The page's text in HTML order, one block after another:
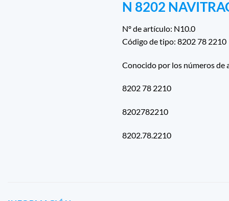
N 8202
Nº de artículo: N10.0
Código de tipo: 8202 78 2210
Conocido por los números de
8202 78 2210
8202782210
8202.78.2210